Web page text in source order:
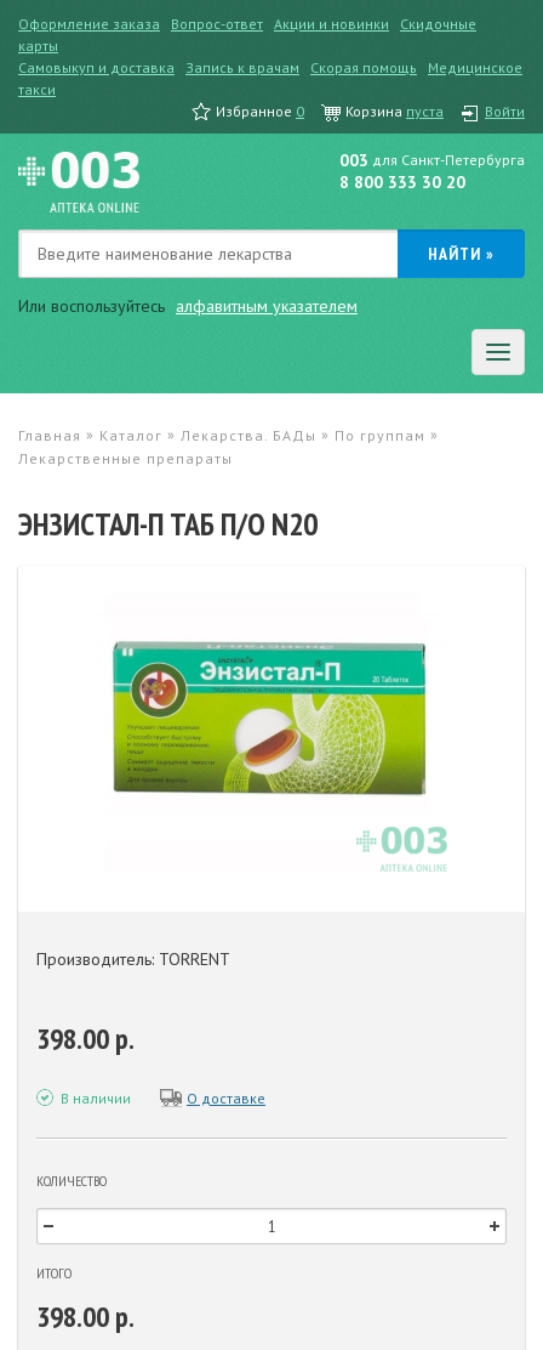
Оформление заказа Вопрос-ответ Акции и новинки
Скидочные
карты
Самовыкуп и доставка
Запись к врачам Скорая помощь
Медицинское
такси
Избранное 0 Корзина пуста Войти
Или воспользуйтесь алфавитным указателем
003 для Санкт-Петербурга
8 800 333 30 20
Главная » Каталог » Лекарства. БАДы » По группам »
Лекарственные препараты
ЭНЗИСТАЛ-П ТАБ П/О N20
Производитель: TORRENT
398.00 р.
В наличии О доставке
КОЛИЧЕСТВО
ИТОГО
398.00 р.